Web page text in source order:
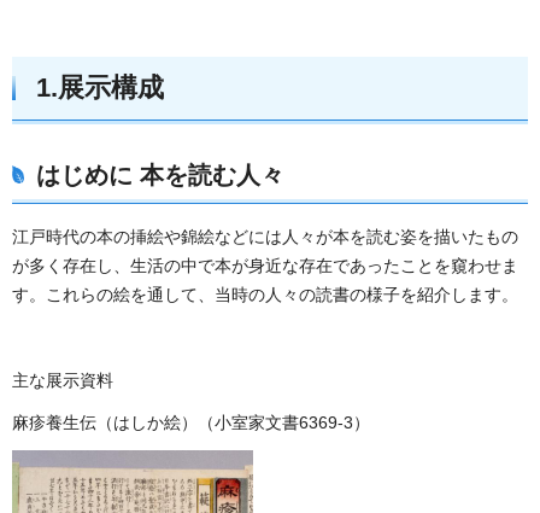
1.展示構成
はじめに 本を読む人々
江戸時代の本の挿絵や錦絵などには人々が本を読む姿を描いたもの
が多く存在し、生活の中で本が身近な存在であったことを窺わせま
す。これらの絵を通して、当時の人々の読書の様子を紹介します。
主な展示資料
麻疹養生伝（はしか絵）（小室家文書6369-3）